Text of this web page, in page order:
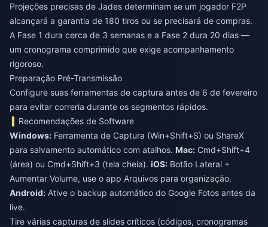
Projeções precisas de Jades determinam se um jogador F2P
alcançará a garantia de 180 tiros ou se precisará de compras.
A Fase 1 dura cerca de 3 semanas e a Fase 2 dura 20 dias —
um cronograma comprimido que exige acompanhamento
rigoroso.
Preparação Pré-Transmissão
Configure suas ferramentas de captura antes de 6 de fevereiro
para evitar correria durante os segmentos rápidos.
Recomendações de Software
Windows: Ferramenta de Captura (Win+Shift+S) ou ShareX
para salvamento automático com atalhos. Mac: Cmd+Shift+4
(área) ou Cmd+Shift+3 (tela cheia). iOS: Botão Lateral +
Aumentar Volume, use o app Arquivos para organização.
Android: Ative o backup automático do Google Fotos antes da
live.
Tire várias capturas de slides críticos (códigos, cronogramas